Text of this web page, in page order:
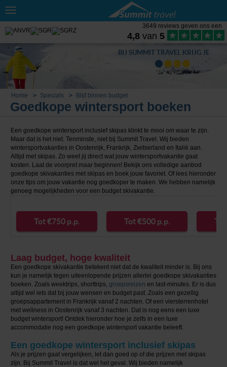
Toggle
3649 reviews geven ons een
4,8 van 5
BIJ SUMMIT TRAVEL KRIJG JE
Home Specials Blijf binnen budget
Goedkope wintersport boeken
Een goedkope wintersport inclusief skipas klinkt te mooi om waar te zijn.
Maar dat is het niet. Tenminste, niet bij Summit Travel. Wij bieden
wintersportvakanties in Oostenrijk, Frankrijk, Zwitserland en Italië aan.
Altijd met skipas. Zo weet jij direct wat jouw wintersportvakantie gaat
kosten. Laat de voorpret maar beginnen! Bekijk ons volledige aanbod
goedkope skivakanties met skipas en boek jouw favoriet. Of lees hieronder
onze tips om jouw vakantie nog goedkoper te maken. We hebben namelijk
genoeg mogelijkheden voor een budget skivakantie.
Tot €750 p.p. Tot €500 p.p.
Laag budget, hoge kwaliteit
Een goedkope skivakantie betekent niet dat de kwaliteit minder is. Bij ons
kun je namelijk tegen uiteenlopende prijzen allerlei goedkope skivakanties
boeken. Zoals weektrips, shorttrips, groepsreizen en last-minutes. Er is dus
altijd wel iets dat bij jouw wensen en budget past. Zoals een gezellig
groepsappartement in Frankrijk vanaf 2 nachten. Of een viersterrenhotel
met wellness in Oostenrijk vanaf 3 nachten. Dat is nog eens een luxe
budget wintersport! Ontdek hieronder hoe je zelfs in een luxe
accommodatie nog een goedkope wintersport vakantie beleeft.
Een goedkope wintersport inclusief skipas
Als je prijzen gaat vergelijken, let dan goed op of die prijzen met skipas
zijn. Bij Summit Travel is dat wel het geval. Wij bieden namelijk